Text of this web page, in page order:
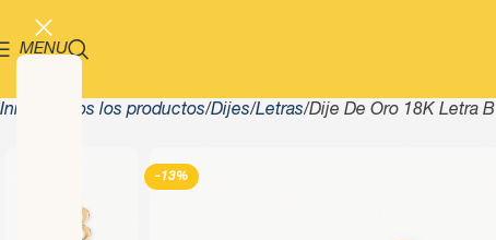
MENU
Inicio Todos los productos Dijes Letras Dije De Oro 18K Letra B
-13%